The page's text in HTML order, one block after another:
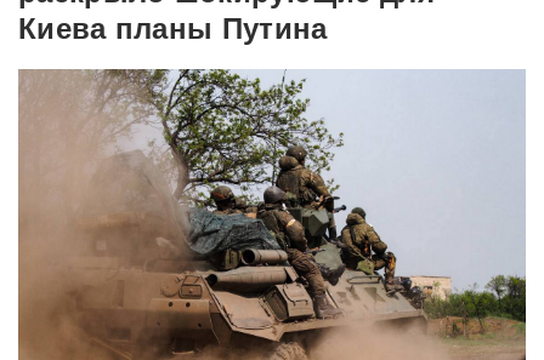
Киева планы Путина